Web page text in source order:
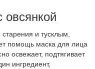
и тусклым,
помощь маска для лица
освежает, подтягивает
ингредиент,